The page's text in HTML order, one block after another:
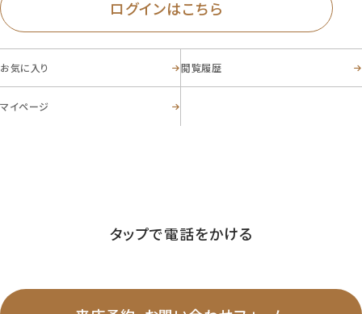
ログインはこちら
お気に入り 閲覧履歴
マイページ
タップで電話をかける